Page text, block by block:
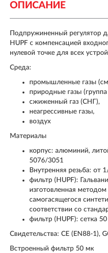
ОПИСАНИЕ
Подпружиненный регулятор
HUPF с компенсацией
нулевой точке для всех
Среда:
промышленные газы
природные газы
сжиженный газ (СНГ),
неагрессивные газы,
воздух
Материалы
корпус: алюминий,
5076/3051
Внутренняя резьба: от
фильтр (HUPF):
изготовленная методом
самогасящегося
соответствии со
фильтр (HUPF): сетка
Свидетельства: СЕ (EN88-1),
Встроенный фильтр 50 мк